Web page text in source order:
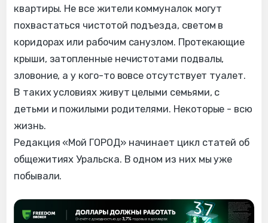
квартиры. Не все жители коммуналок могут
похвастаться чистотой подъезда, светом в
коридорах или рабочим санузлом. Протекающие
крыши, затопленные нечистотами подвалы,
зловоние, а у кого-то вовсе отсутствует туалет.
В таких условиях живут целыми семьями, с
детьми и пожилыми родителями. Некоторые - всю
жизнь.
Редакция «Мой ГОРОД» начинает цикл статей об
общежитиях Уральска. В одном из них мы уже
побывали.